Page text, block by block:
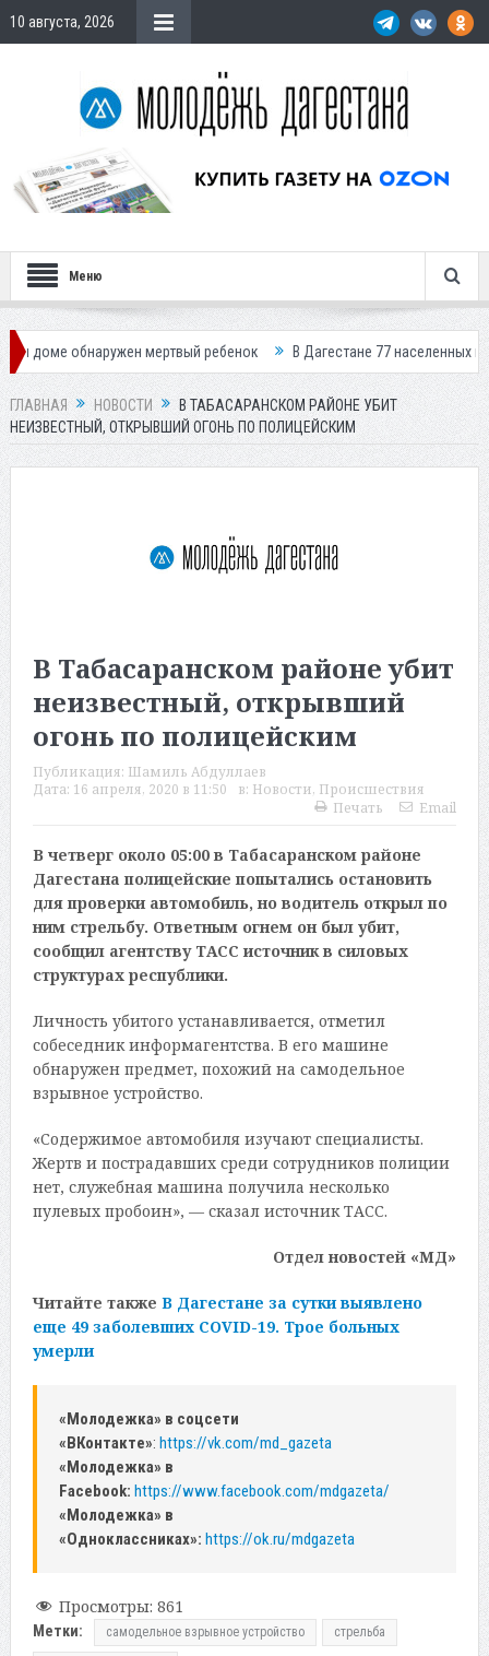
10 августа, 2026
Меню
мертвый ребенок В Дагестане 77 населенных пунктов
ГЛАВНАЯ НОВОСТИ
В ТАБАСАРАНСКОМ РАЙОНЕ УБИТ
НЕИЗВЕСТНЫЙ, ОТКРЫВШИЙ ОГОНЬ ПО ПОЛИЦЕЙСКИМ
В Табасаранском районе убит
неизвестный, открывший
огонь по полицейским
Публикация: Шамиль Абдуллаев
Дата: 16 апреля, 2020 в 11:50 в: Новости, Происшествия
Печать
Email
В четверг около 05:00 в Табасаранском районе
Дагестана полицейские попытались остановить
для проверки автомобиль, но водитель открыл по
ним стрельбу. Ответным огнем он был убит,
сообщил агентству ТАСС источник в силовых
структурах республики.
Личность убитого устанавливается, отметил
собеседник информагентства. В его машине
обнаружен предмет, похожий на самодельное
взрывное устройство.
«Содержимое автомобиля изучают специалисты.
Жертв и пострадавших среди сотрудников полиции
нет, служебная машина получила несколько
пулевых пробоин», — сказал источник ТАСС.
Отдел новостей «МД»
Читайте также В Дагестане за сутки выявлено
еще 49 заболевших COVID-19. Трое больных
умерли
«Молодежка» в соцсети
«ВКонтакте»: https://vk.com/md_gazeta
«Молодежка» в
Facebook: https://www.facebook.com/mdgazeta/
«Молодежка» в
«Одноклассниках»: https://ok.ru/mdgazeta
Просмотры: 861
Метки: самодельное взрывное устройство стрельба